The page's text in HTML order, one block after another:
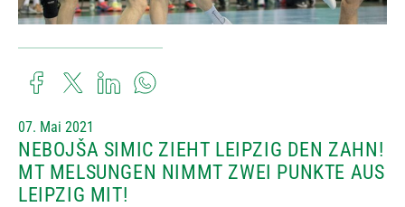
07. Mai 2021
NEBOJŠA SIMIC ZIEHT LEIPZIG DEN ZAHN!
MT MELSUNGEN NIMMT ZWEI PUNKTE AUS
LEIPZIG MIT!